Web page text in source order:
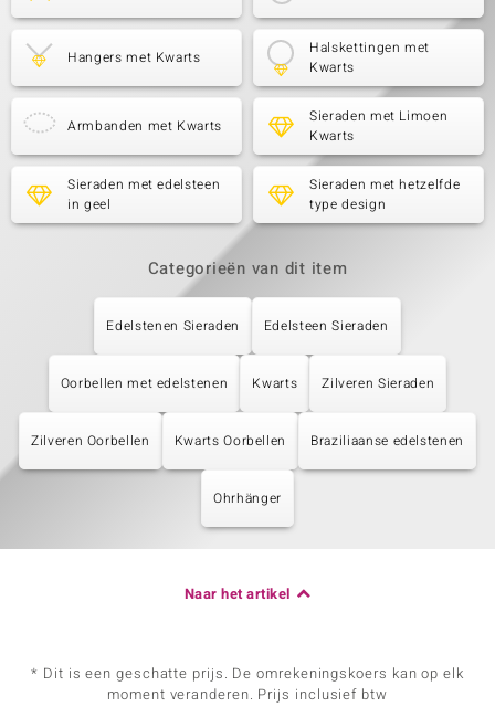
Hangers met Kwarts
Halskettingen met
Kwarts
Armbanden met Kwarts
Sieraden met Limoen
Kwarts
Sieraden met edelsteen
in geel
Sieraden met hetzelfde
type design
Categorieën van dit item
Edelstenen Sieraden Edelsteen Sieraden
Oorbellen met edelstenen Kwarts Zilveren Sieraden
Zilveren Oorbellen Kwarts Oorbellen Braziliaanse edelstenen
Ohrhänger
Naar het artikel
* Dit is een geschatte prijs. De omrekeningskoers kan op elk
moment veranderen. Prijs inclusief btw